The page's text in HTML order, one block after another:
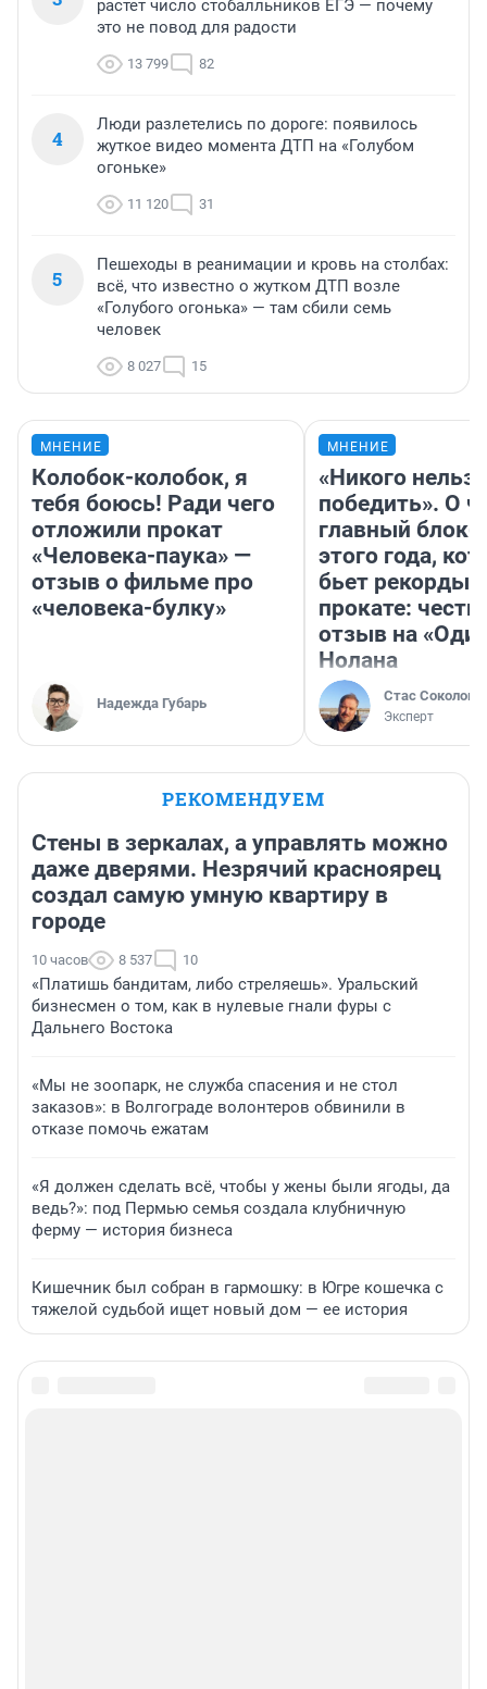
растет число стобалльников ЕГЭ — почему
это не повод для радости
13 799 82
4
Люди разлетелись по дороге: появилось
жуткое видео момента ДТП на «Голубом
огоньке»
11 120 31
5
Пешеходы в реанимации и кровь на столбах:
всё, что известно о жутком ДТП возле
«Голубого огонька» — там сбили семь
человек
8 027 15
МНЕНИЕ
Колобок-колобок, я
тебя боюсь! Ради чего
отложили прокат
«Человека-паука» —
отзыв о фильме про
«человека-булку»
Надежда Губарь
МНЕНИЕ
«Никого нельзя
победить». О
главный
этого года,
бьет рекорды в
прокате:
отзыв на
Нолана
Стас Соколов
Эксперт
РЕКОМЕНДУЕМ
Стены в зеркалах, а управлять можно
даже дверями. Незрячий красноярец
создал самую умную квартиру в
городе
10 часов 8 537 10
«Платишь бандитам, либо стреляешь». Уральский
бизнесмен о том, как в нулевые гнали фуры с
Дальнего Востока
«Мы не зоопарк, не служба спасения и не стол
заказов»: в Волгограде волонтеров обвинили в
отказе помочь ежатам
«Я должен сделать всё, чтобы у жены были ягоды, да
ведь?»: под Пермью семья создала клубничную
ферму — история бизнеса
Кишечник был собран в гармошку: в Югре кошечка с
тяжелой судьбой ищет новый дом — ее история